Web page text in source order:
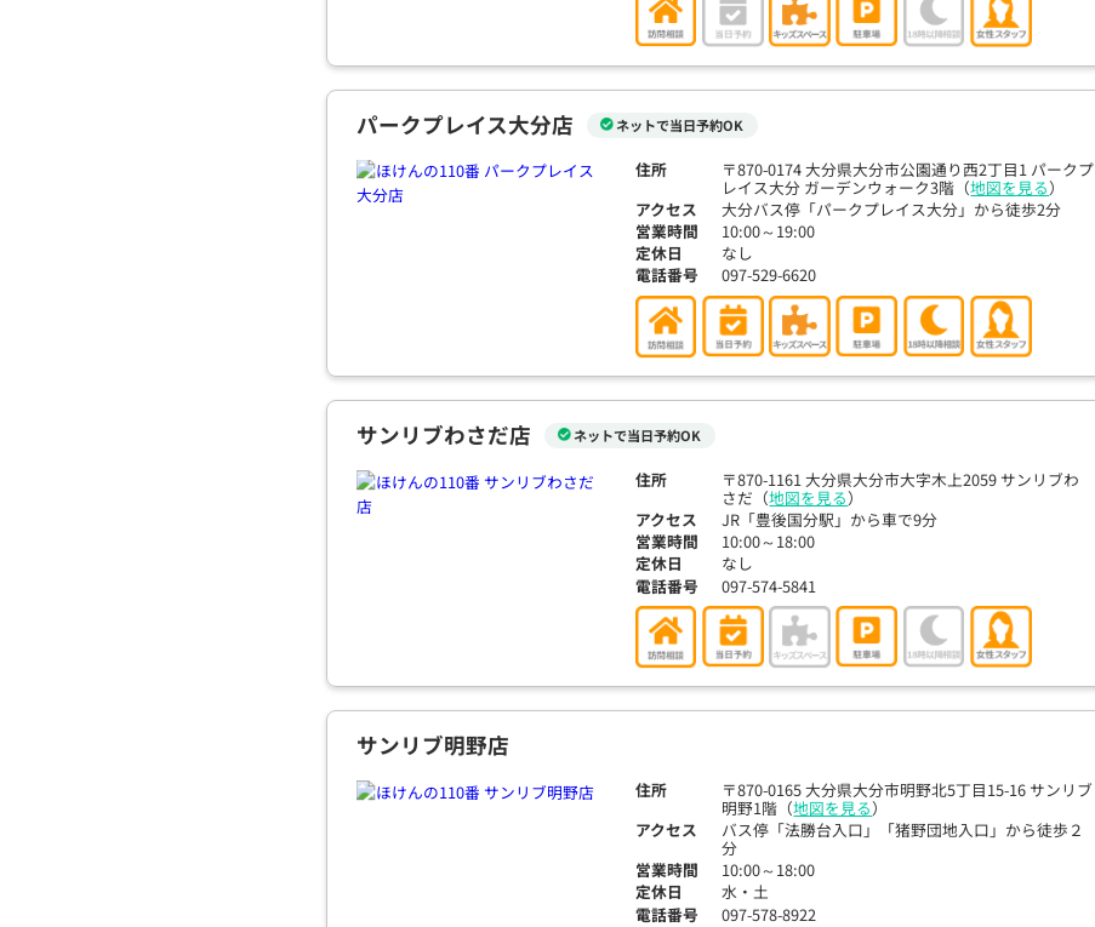
パークプレイス大分店 ネットで当日予約OK
住所 〒870-0174 大分県大分市公園通り西2丁目1 パークプ
レイス大分 ガーデンウォーク3階（地図を見る）
アクセス
大分バス停「パークプレイス大分」から徒歩2分
営業時間
10:00～19:00
定休日
なし
電話番号
097-529-6620
サンリブわさだ店 ネットで当日予約OK
住所 〒870-1161 大分県大分市大字木上2059 サンリブわ
さだ（地図を見る）
アクセス
JR「豊後国分駅」から車で9分
営業時間
10:00～18:00
定休日
なし
電話番号
097-574-5841
サンリブ明野店
住所 〒870-0165 大分県大分市明野北5丁目15-16 サンリブ
明野1階（地図を見る）
アクセス
バス停「法勝台入口」「猪野団地入口」から徒歩２
分
営業時間
10:00～18:00
定休日
水・土
電話番号
097-578-8922